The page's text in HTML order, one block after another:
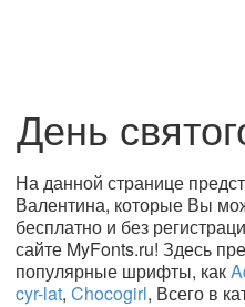
День
На данной странице
Валентина, которые Вы
бесплатно и без
сайте MyFonts.ru! Здесь
популярные шрифты, как
cyr-lat, Chocogirl, Всего в